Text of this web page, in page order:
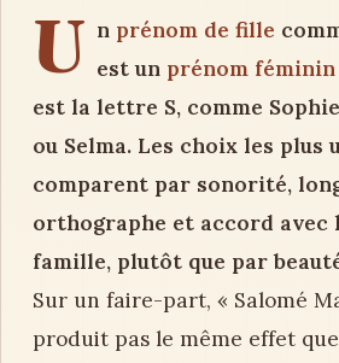
U n prénom de fille
est un prénom féminin
est la lettre S, comme
ou Selma. Les choix les plus
comparent par sonorité,
orthographe et accord avec
famille, plutôt que par
Sur un faire-part, « Salomé
produit pas le même effet